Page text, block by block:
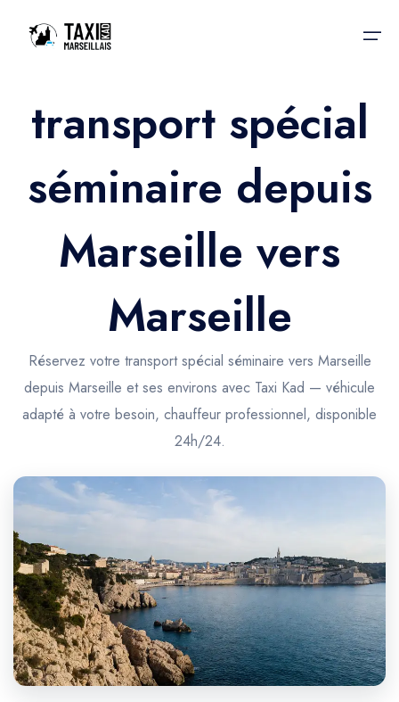
Accueil
Nos services
Nos services
Trajet Gare SNCF
Trajet Port croisière
Trajet Séminaire
Trajet Santé
Trajet Longue Distance
Réservation
Actualités & évènements
Contactez-nous
transport spécial
séminaire depuis
Marseille vers
Marseille
Réservez votre transport spécial séminaire vers Marseille
depuis Marseille et ses environs avec Taxi Kad — véhicule
adapté à votre besoin, chauffeur professionnel, disponible
24h/24.